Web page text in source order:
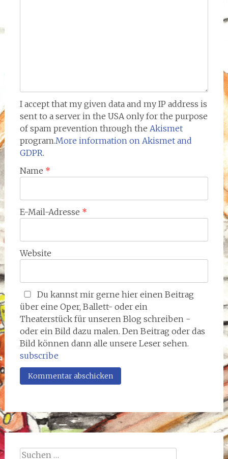
I accept that my given data and my IP address is
sent to a server in the USA only for the purpose
of spam prevention through the Akismet
program.More information on Akismet and
GDPR.
Name *
E-Mail-Adresse *
Website
Du kannst mir gerne hier einen Beitrag
über eine Oper, Ballett- oder ein
Theaterstück für unseren Blog schreiben -
oder ein Bild dazu malen. Den Beitrag oder das
Bild können dann alle unsere Leser sehen.
subscribe
Suchen